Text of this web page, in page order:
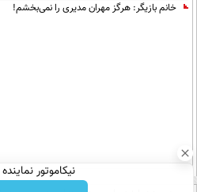
خانم بازیگر: هرگز مهران مدیری را نمی‌بخشم!
نیکاموتور نماینده IM Motor و Lynk&Co در ایران